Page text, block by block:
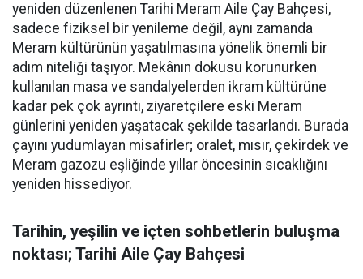
yeniden düzenlenen Tarihi Meram Aile Çay Bahçesi,
sadece fiziksel bir yenileme değil, aynı zamanda
Meram kültürünün yaşatılmasına yönelik önemli bir
adım niteliği taşıyor. Mekânın dokusu korunurken
kullanılan masa ve sandalyelerden ikram kültürüne
kadar pek çok ayrıntı, ziyaretçilere eski Meram
günlerini yeniden yaşatacak şekilde tasarlandı. Burada
çayını yudumlayan misafirler; oralet, mısır, çekirdek ve
Meram gazozu eşliğinde yıllar öncesinin sıcaklığını
yeniden hissediyor.
Tarihin, yeşilin ve içten sohbetlerin buluşma
noktası; Tarihi Aile Çay Bahçesi